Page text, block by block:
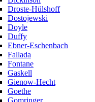
Droste-Hülshoff
Dostojewski
Doyle
Duffy
Ebner-Eschenbach
Fallada
Fontane
Gaskell
Gienow-Hecht
Goethe
Gomringer